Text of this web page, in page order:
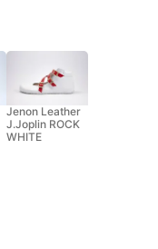
Jenon Leather
J.Joplin ROCK
WHITE